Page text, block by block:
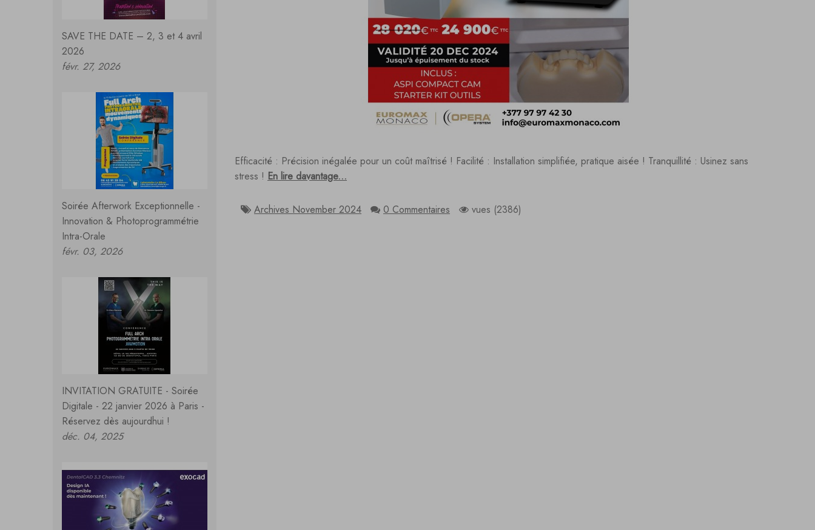
Efficacité : Précision inégalée pour un coût maîtrisé ! Facilité : Installation simplifiée, pratique aisée ! Tranquillité : Usinez sans
stress ! En lire davantage...
Archives November 2024 0 Commentaires vues (2386)
SAVE THE DATE – 2, 3 et 4 avril
2026
févr. 27, 2026
Soirée Afterwork Exceptionnelle -
Innovation & Photoprogrammétrie
Intra-Orale
févr. 03, 2026
INVITATION GRATUITE - Soirée
Digitale - 22 janvier 2026 à Paris -
Réservez dès aujourdhui !
déc. 04, 2025